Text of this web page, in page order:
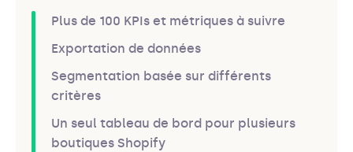
Plus de 100 KPIs et métriques à suivre
Exportation de données
Segmentation basée sur différents
critères
Un seul tableau de bord pour plusieurs
boutiques Shopify